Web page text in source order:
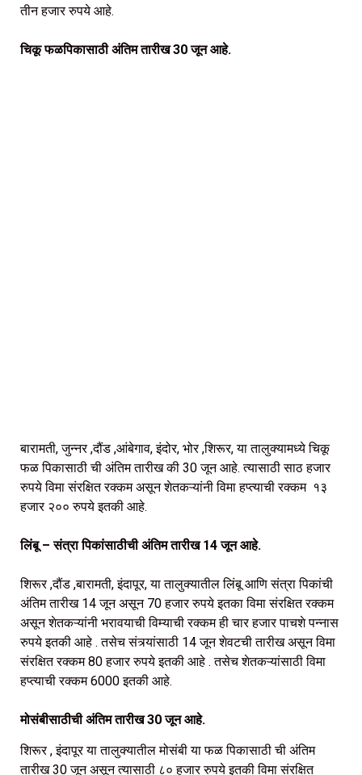
तीन हजार रुपये आहे.
चिकू फळपिकासाठी अंतिम तारीख 30 जून आहे.
बारामती, जुन्नर ,दौंड ,आंबेगाव, इंदोर, भोर ,शिरूर, या तालुक्यामध्ये चिकू
फळ पिकासाठी ची अंतिम तारीख की 30 जून आहे. त्यासाठी साठ हजार
रुपये विमा संरक्षित रक्कम असून शेतकऱ्यांनी विमा हप्त्याची रक्कम १३
हजार २०० रुपये इतकी आहे.
लिंबू – संत्रा पिकांसाठीची अंतिम तारीख 14 जून आहे.
शिरूर ,दौंड ,बारामती, इंदापूर, या तालुक्यातील लिंबू आणि संत्रा पिकांची
अंतिम तारीख 14 जून असून 70 हजार रुपये इतका विमा संरक्षित रक्कम
असून शेतकऱ्यांनी भरावयाची विम्याची रक्कम ही चार हजार पाचशे पन्नास
रुपये इतकी आहे . तसेच संत्र्यांसाठी 14 जून शेवटची तारीख असून विमा
संरक्षित रक्कम 80 हजार रुपये इतकी आहे .तसेच शेतकऱ्यांसाठी विमा
हप्त्याची रक्कम 6000 इतकी आहे.
मोसंबीसाठीची अंतिम तारीख 30 जून आहे.
शिरूर , इंदापूर या तालुक्यातील मोसंबी या फळ पिकासाठी ची अंतिम
तारीख 30 जून असून त्यासाठी ८० हजार रुपये इतकी विमा संरक्षित